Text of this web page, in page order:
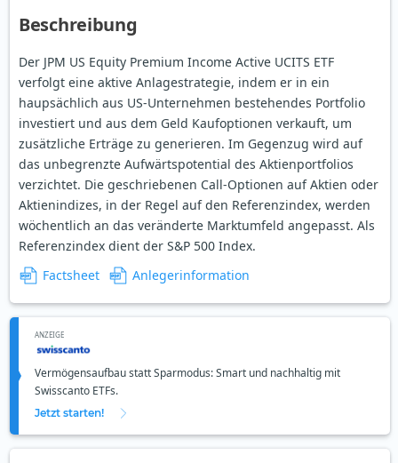
Beschreibung
Der JPM US Equity Premium Income Active UCITS ETF
verfolgt eine aktive Anlagestrategie, indem er in ein
haupsächlich aus US-Unternehmen bestehendes Portfolio
investiert und aus dem Geld Kaufoptionen verkauft, um
zusätzliche Erträge zu generieren. Im Gegenzug wird auf
das unbegrenzte Aufwärtspotential des Aktienportfolios
verzichtet. Die geschriebenen Call-Optionen auf Aktien oder
Aktienindizes, in der Regel auf den Referenzindex, werden
wöchentlich an das veränderte Marktumfeld angepasst. Als
Referenzindex dient der S&P 500 Index.
Factsheet
Anlegerinformation
ANZEIGE
Vermögensaufbau statt Sparmodus: Smart und nachhaltig mit
Swisscanto ETFs.
Jetzt starten!